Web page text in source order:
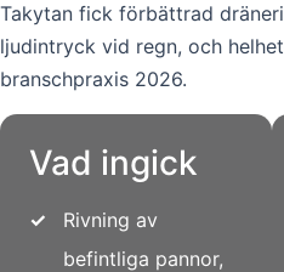
Takytan fick förbättrad
ljudintryck vid regn, och
branschpraxis 2026.
Vad ingick
✓
Rivning av
befintliga pannor,